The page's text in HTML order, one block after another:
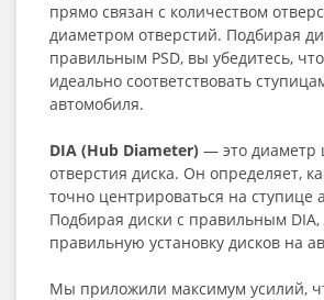
прямо связан с количеством
диаметром отверстий. Подбирая
правильным PSD, вы убедитесь,
идеально соответствовать
автомобиля.
DIA (Hub Diameter) — это диаметр
отверстия диска. Он определяет,
точно центрироваться на ступице
Подбирая диски с правильным
правильную установку дисков на
Мы приложили максимум усилий,